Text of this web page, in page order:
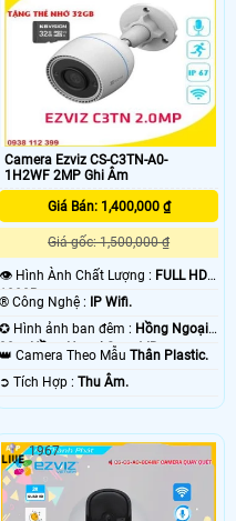
Camera Ezviz CS-C3TN-A0-
1H2WF 2MP Ghi Âm
Giá Bán: 1,400,000 ₫
Giá gốc: 1,500,000 ₫
👁 Hình Ành Chất Lượng : FULL HD
1080P .
®️ Công Nghệ : IP Wifi.
✪ Hình ảnh ban đêm : Hồng Ngoại
30m Hồng Ngoại Smart IR.
👑 Camera Theo MẫuThân Plastic.
️➲ Tích Hợp :Thu Âm.
1967